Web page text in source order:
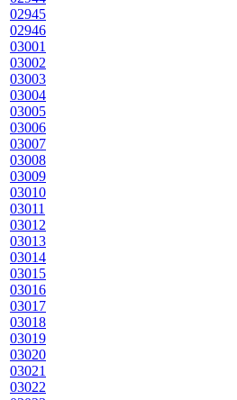
02945
02946
03001
03002
03003
03004
03005
03006
03007
03008
03009
03010
03011
03012
03013
03014
03015
03016
03017
03018
03019
03020
03021
03022